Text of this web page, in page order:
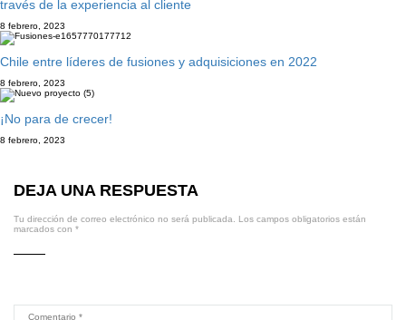
través de la experiencia al cliente
8 febrero, 2023
Chile entre líderes de fusiones y adquisiciones en 2022
8 febrero, 2023
¡No para de crecer!
8 febrero, 2023
DEJA UNA RESPUESTA
Tu dirección de correo electrónico no será publicada.
Los campos obligatorios están
marcados con *